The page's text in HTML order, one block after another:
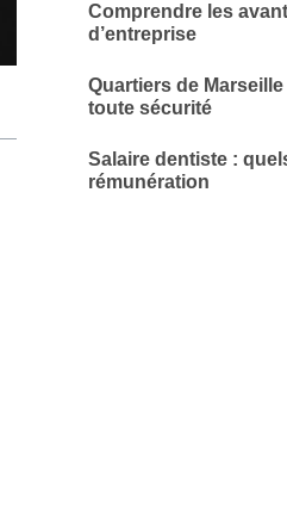
Comprendre les
d’entreprise
Quartiers de
toute sécurité
Salaire dentiste :
rémunération